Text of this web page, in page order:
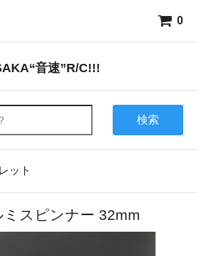
0
音速”R/C!!!
検索
ット
スピンナー 32mm